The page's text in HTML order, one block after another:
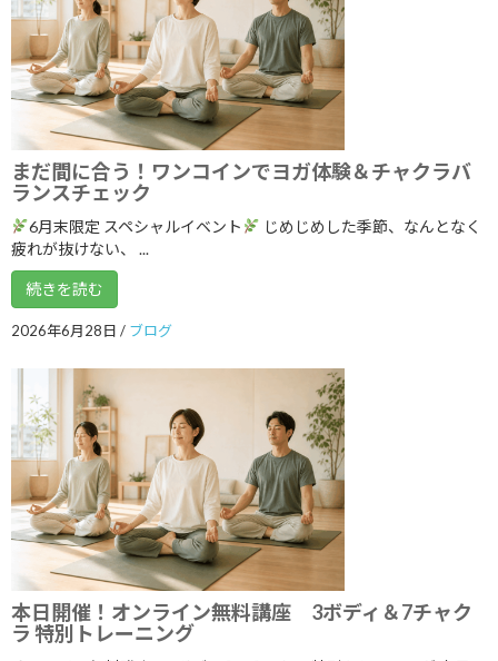
2023年1月
2022年12月
2022年11月
2022年10月
2022年9月
2022年7月
2022年6月
2022年5月
2022年3月
2022年2月
2022年1月
2021年12月
2021年11月
2021年10月
2021年9月
まだ間に合う！ワンコインでヨガ体験＆チャクラバ
ランスチェック
6月末限定 スペシャルイベント
じめじめした季節、なんとなく
疲れが抜けない、 ...
続きを読む
2026年6月28日 / ブログ
本日開催！オンライン無料講座 3ボディ＆7チャク
ラ 特別トレーニング